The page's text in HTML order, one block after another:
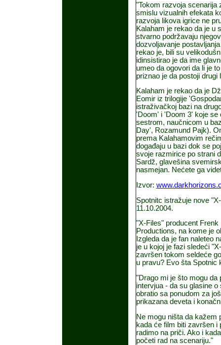
"Tokom razvoja scenarija
smislu vizualnih efekata
razvoja likova igrice ne
Kalaham je rekao da je u
stvarno podržavaju
dozvoljavanje
rekao je, bili su
idinsistirao je da ime
umeo da ogovori da li je
priznao je da postoji
Kalaham je rekao da je
Eomir iz trilogije
istraživačkoj bazi na
'Doom' i 'Doom 3' koje se
sestrom, naučnicom u
Day', Rozamund Pajk).
prema Kalahamovim
događaju u bazi dok se
svoje razmirice po strani
Sardž, glavešina
nasmejan. Nećete ga
Izvor:
Spotnitc istražuje nove
11.10.2004.
"X-Files" producent
Productions, na kome je
Izgleda da je fan naleteo
je u kojoj je fazi sledeći
završen tokom seldeće
u pravu? Evo šta Spotnic
"Drago mi je što mogu da
intervjua - da su glasine
obratio sa ponudom za
prikazana deveta i
Ne mogu ništa da kažem
kada će film biti završen
radimo na priči. Ako i
početi rad na scenariju."